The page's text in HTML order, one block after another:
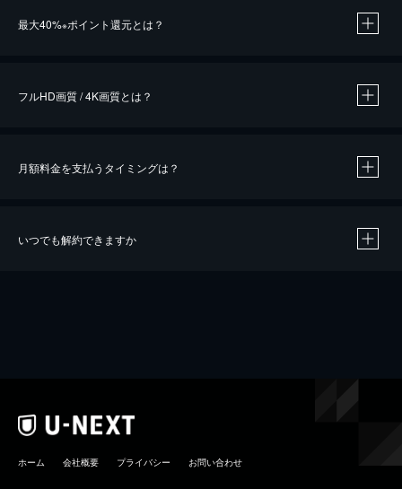
最大40%※ポイント還元とは？
※40％ポイント還元の対象は、クレジットカード決済による作品の購入 / レンタルです。
フルHD画質 / 4K画質とは？
月額料金を支払うタイミングは？
いつでも解約できますか
ホーム 会社概要 プライバシー お問い合わせ